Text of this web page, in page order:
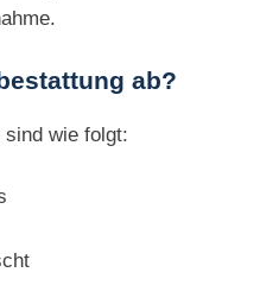
ab?
wie folgt: